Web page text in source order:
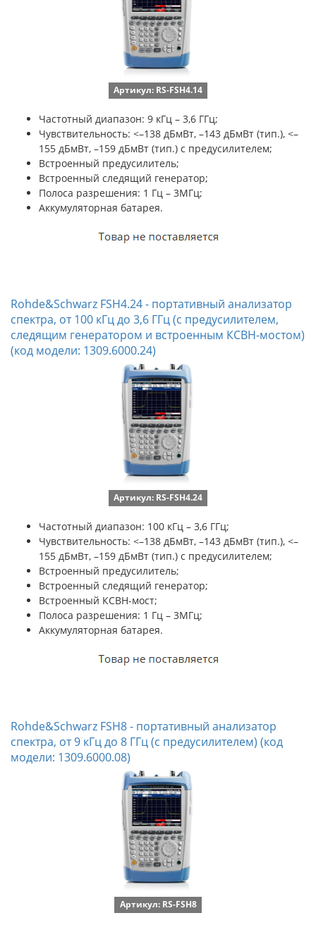
Артикул: RS-FSH4.14
Частотный диапазон: 9 кГц – 3,6 ГГц;
Чувствительность: <–138 дБмВт, –143 дБмВт (тип.), <–
155 дБмВт, –159 дБмВт (тип.) с предусилителем;
Встроенный предусилитель;
Встроенный следящий генератор;
Полоса разрешения: 1 Гц – 3МГц;
Аккумуляторная батарея.
Rohde&Schwarz FSH4.24 - портативный анализатор
спектра, от 100 кГц до 3,6 ГГц (с предусилителем,
следящим генератором и встроенным КСВН-мостом)
(код модели: 1309.6000.24)
Артикул: RS-FSH4.24
Частотный диапазон: 100 кГц – 3,6 ГГц;
Чувствительность: <–138 дБмВт, –143 дБмВт (тип.), <–
155 дБмВт, –159 дБмВт (тип.) с предусилителем;
Встроенный предусилитель;
Встроенный следящий генератор;
Встроенный КСВН-мост;
Полоса разрешения: 1 Гц – 3МГц;
Аккумуляторная батарея.
Rohde&Schwarz FSH8 - портативный анализатор
спектра, от 9 кГц до 8 ГГц (с предусилителем) (код
модели: 1309.6000.08)
Артикул: RS-FSH8